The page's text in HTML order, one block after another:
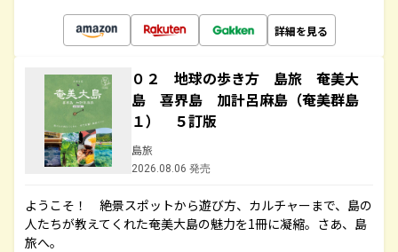
詳細を見る
０２ 地球の歩き方 島旅 奄美大
島 喜界島 加計呂麻島（奄美群島
１） ５訂版
島旅
2026.08.06 発売
ようこそ！ 絶景スポットから遊び方、カルチャーまで、島の
人たちが教えてくれた奄美大島の魅力を1冊に凝縮。さあ、島
旅へ。